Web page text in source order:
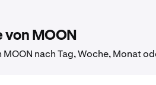
MOON
nach Tag, Woche, Monat